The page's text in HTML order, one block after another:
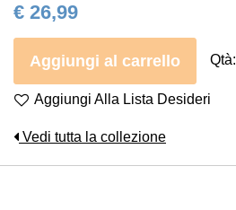
€ 26,99
Aggiungi al carrello Qtà:
Aggiungi Alla Lista Desideri
Vedi tutta la collezione